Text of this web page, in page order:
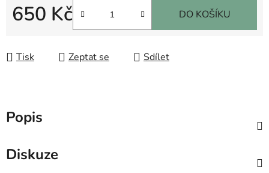
650 Kč DO KOŠÍKU
Tisk Zeptat se Sdílet
Popis
Diskuze